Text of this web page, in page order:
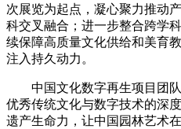
次展览为起点，凝心聚力推动
科交叉融合；进一步整合跨学
续保障高质量文化供给和美育
注入持久动力。
中国文化数字再生项目团
优秀传统文化与数字技术的深
遗产生命力，让中国园林艺术